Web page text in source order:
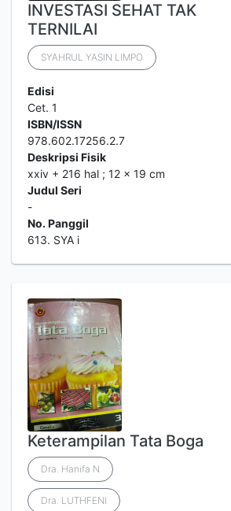
INVESTASI SEHAT TAK
TERNILAI
SYAHRUL YASIN LIMPO
Edisi
Cet. 1
ISBN/ISSN
978.602.17256.2.7
Deskripsi Fisik
xxiv + 216 hal ; 12 x 19 cm
Judul Seri
-
No. Panggil
613. SYA i
Keterampilan Tata Boga
Dra. Hanifa N
Dra. LUTHFENI